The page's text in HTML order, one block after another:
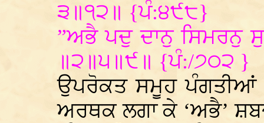
੩॥੧੨॥ {ਪੰ:੪੯੮}
”ਅਭੈ ਪਦੁ ਦਾਨੁ ਸਿਮਰਨੁ
॥੨॥੫॥੯॥ {ਪੰ:/੭੦੨ }
ਉਪਰੋਕਤ ਸਮੂਹ ਪੰਗਤੀਆਂ
ਅਰਥਕ ਲਗਾ ਕੇ ‘ਅਭੈ’